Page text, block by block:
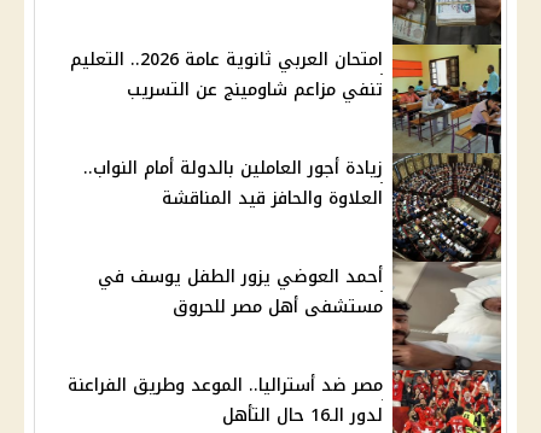
امتحان العربي ثانوية عامة 2026.. التعليم
تنفي مزاعم شاومينج عن التسريب
زيادة أجور العاملين بالدولة أمام النواب..
العلاوة والحافز قيد المناقشة
أحمد العوضي يزور الطفل يوسف في
مستشفى أهل مصر للحروق
مصر ضد أستراليا.. الموعد وطريق الفراعنة
لدور الـ16 حال التأهل